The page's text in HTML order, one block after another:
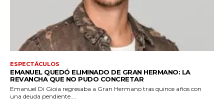
ESPECTÁCULOS
EMANUEL QUEDÓ ELIMINADO DE GRAN HERMANO: LA
REVANCHA QUE NO PUDO CONCRETAR
Emanuel Di Gioia regresaba a Gran Hermano tras quince años con
una deuda pendiente....